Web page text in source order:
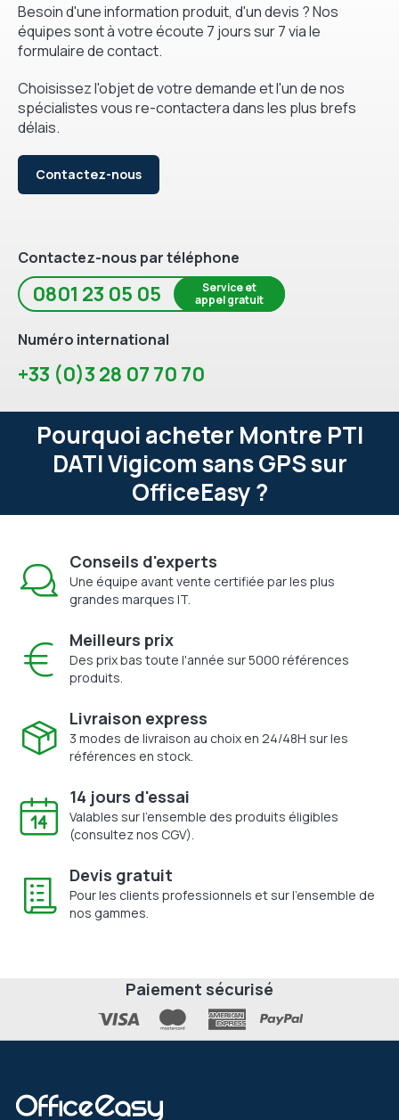
Besoin d'une information produit, d'un devis ? Nos
équipes sont à votre écoute 7 jours sur 7 via le
formulaire de contact.
Choisissez l'objet de votre demande et l'un de nos
spécialistes vous re-contactera dans les plus brefs
délais.
Contactez-nous
Contactez-nous par téléphone
0801 23 05 05
Service et
appel gratuit
Numéro international
+33 (0)3 28 07 70 70
Pourquoi acheter Montre PTI
DATI Vigicom sans GPS sur
OfficeEasy ?
Conseils d'experts
Une équipe avant vente certifiée par les plus
grandes marques IT.
Meilleurs prix
Des prix bas toute l'année sur 5000 références
produits.
Livraison express
3 modes de livraison au choix en 24/48H sur les
références en stock.
14 jours d'essai
Valables sur l'ensemble des produits éligibles
(consultez nos CGV).
Devis gratuit
Pour les clients professionnels et sur l'ensemble de
nos gammes.
Paiement sécurisé